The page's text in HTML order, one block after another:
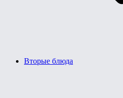
Вторые блюда